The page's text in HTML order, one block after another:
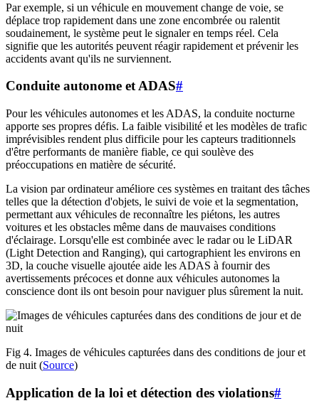
Par exemple, si un véhicule en mouvement change de voie, se
déplace trop rapidement dans une zone encombrée ou ralentit
soudainement, le système peut le signaler en temps réel. Cela
signifie que les autorités peuvent réagir rapidement et prévenir les
accidents avant qu'ils ne surviennent.
Conduite autonome et ADAS#
Pour les véhicules autonomes et les ADAS, la conduite nocturne
apporte ses propres défis. La faible visibilité et les modèles de trafic
imprévisibles rendent plus difficile pour les capteurs traditionnels
d'être performants de manière fiable, ce qui soulève des
préoccupations en matière de sécurité.
La vision par ordinateur améliore ces systèmes en traitant des tâches
telles que la détection d'objets, le suivi de voie et la segmentation,
permettant aux véhicules de reconnaître les piétons, les autres
voitures et les obstacles même dans de mauvaises conditions
d'éclairage. Lorsqu'elle est combinée avec le radar ou le LiDAR
(Light Detection and Ranging), qui cartographient les environs en
3D, la couche visuelle ajoutée aide les ADAS à fournir des
avertissements précoces et donne aux véhicules autonomes la
conscience dont ils ont besoin pour naviguer plus sûrement la nuit.
Fig 4. Images de véhicules capturées dans des conditions de jour et
de nuit (Source)
Application de la loi et détection des violations#